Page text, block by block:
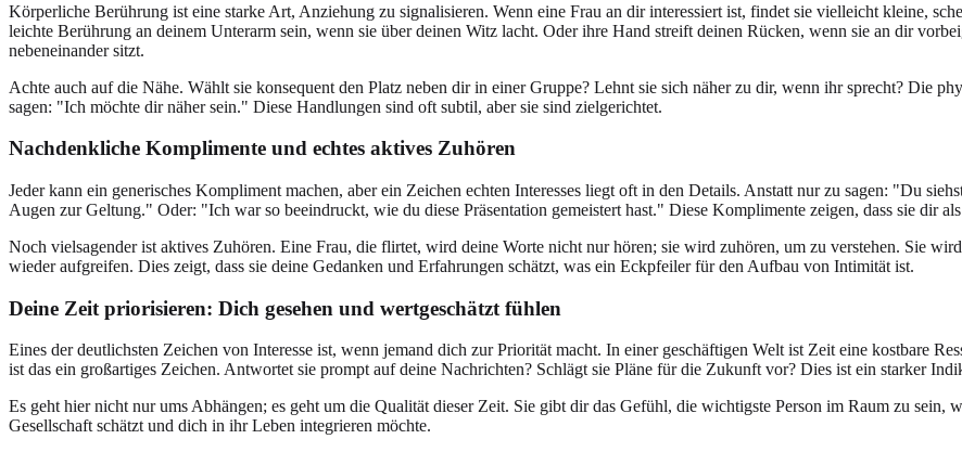
Körperliche Berührung ist eine starke Art, Anziehung zu signalisieren. Wenn eine Frau an dir interessiert ist, findet sie vielleicht kleine,
leichte Berührung an deinem Unterarm sein, wenn sie über deinen Witz lacht. Oder ihre Hand streift deinen Rücken, wenn sie an dir
nebeneinander sitzt.
Achte auch auf die Nähe. Wählt sie konsequent den Platz neben dir in einer Gruppe? Lehnt sie sich näher zu dir, wenn ihr sprecht? Die
sagen: "Ich möchte dir näher sein." Diese Handlungen sind oft subtil, aber sie sind zielgerichtet.
Nachdenkliche Komplimente und echtes aktives Zuhören
Jeder kann ein generisches Kompliment machen, aber ein Zeichen echten Interesses liegt oft in den Details. Anstatt nur zu sagen: "Du
Augen zur Geltung." Oder: "Ich war so beeindruckt, wie du diese Präsentation gemeistert hast." Diese Komplimente zeigen, dass sie dir
Noch vielsagender ist aktives Zuhören. Eine Frau, die flirtet, wird deine Worte nicht nur hören; sie wird zuhören, um zu verstehen. Sie
wieder aufgreifen. Dies zeigt, dass sie deine Gedanken und Erfahrungen schätzt, was ein Eckpfeiler für den Aufbau von Intimität ist.
Deine Zeit priorisieren: Dich gesehen und wertgeschätzt fühlen
Eines der deutlichsten Zeichen von Interesse ist, wenn jemand dich zur Priorität macht. In einer geschäftigen Welt ist Zeit eine kostbare
ist das ein großartiges Zeichen. Antwortet sie prompt auf deine Nachrichten? Schlägt sie Pläne für die Zukunft vor? Dies ist ein starker
Es geht hier nicht nur ums Abhängen; es geht um die Qualität dieser Zeit. Sie gibt dir das Gefühl, die wichtigste Person im Raum zu sein,
Gesellschaft schätzt und dich in ihr Leben integrieren möchte.